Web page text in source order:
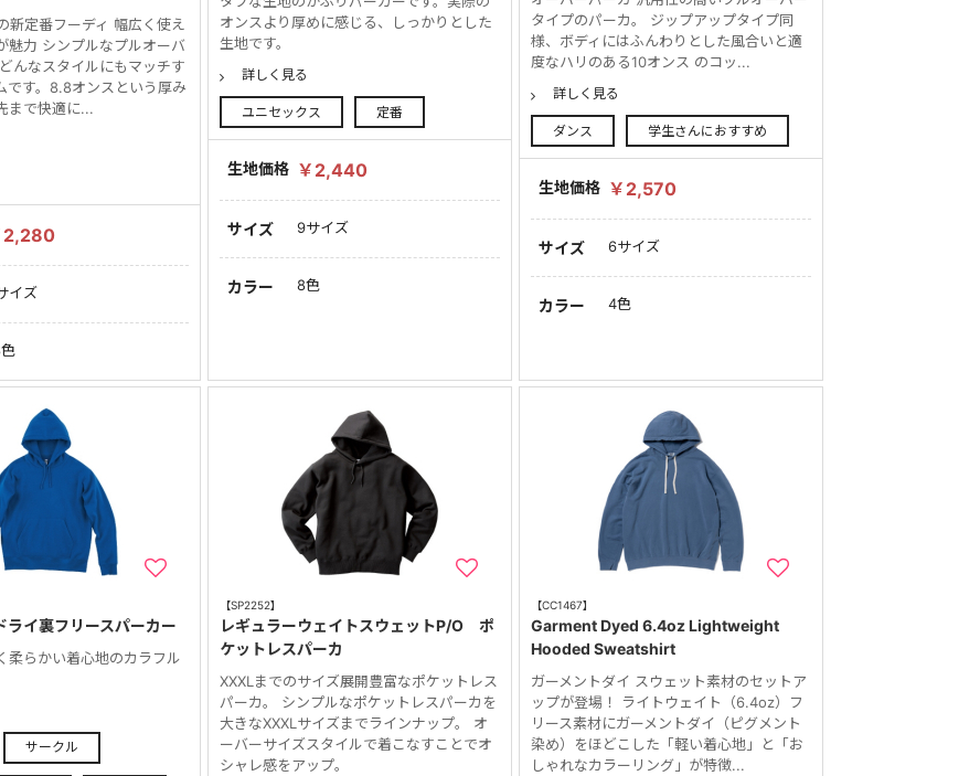
定番フーディ 幅広く使え
魅力 シンプルなプルオーバ
んなスタイルにもマッチす
です。8.8オンスという厚み
まで快適に...
2,280
イズ
オンスより厚めに感じる、しっかりとした
生地です。
詳しく見る
ユニセックス 定番
生地価格 ￥2,440
サイズ 9サイズ
カラー 8色
タイプのパーカ。 ジップアップタイプ同
様、ボディにはふんわりとした風合いと適
度なハリのある10オンス のコッ...
詳しく見る
ダンス 学生さんにおすすめ
生地価格 ￥2,570
サイズ 6サイズ
カラー 4色
イ裏フリースパーカー
柔らかい着心地のカラフル
サークル
【SP2252】
レギュラーウェイトスウェットP/O ポ
ケットレスパーカ
XXXLまでのサイズ展開豊富なポケットレス
パーカ。 シンプルなポケットレスパーカを
大きなXXXLサイズまでラインナップ。 オ
ーバーサイズスタイルで着こなすことでオ
シャレ感をアップ。
【CC1467】
Garment Dyed 6.4oz Lightweight
Hooded Sweatshirt
ガーメントダイ スウェット素材のセットア
ップが登場！ ライトウェイト（6.4oz）フ
リース素材にガーメントダイ（ピグメント
染め）をほどこした「軽い着心地」と「お
しゃれなカラーリング」が特徴...